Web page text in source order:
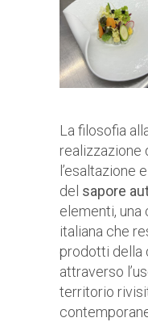
La filosofia
realizzazione
l’esaltazione
del sapore
elementi,
italiana che
prodotti della
attraverso
territorio